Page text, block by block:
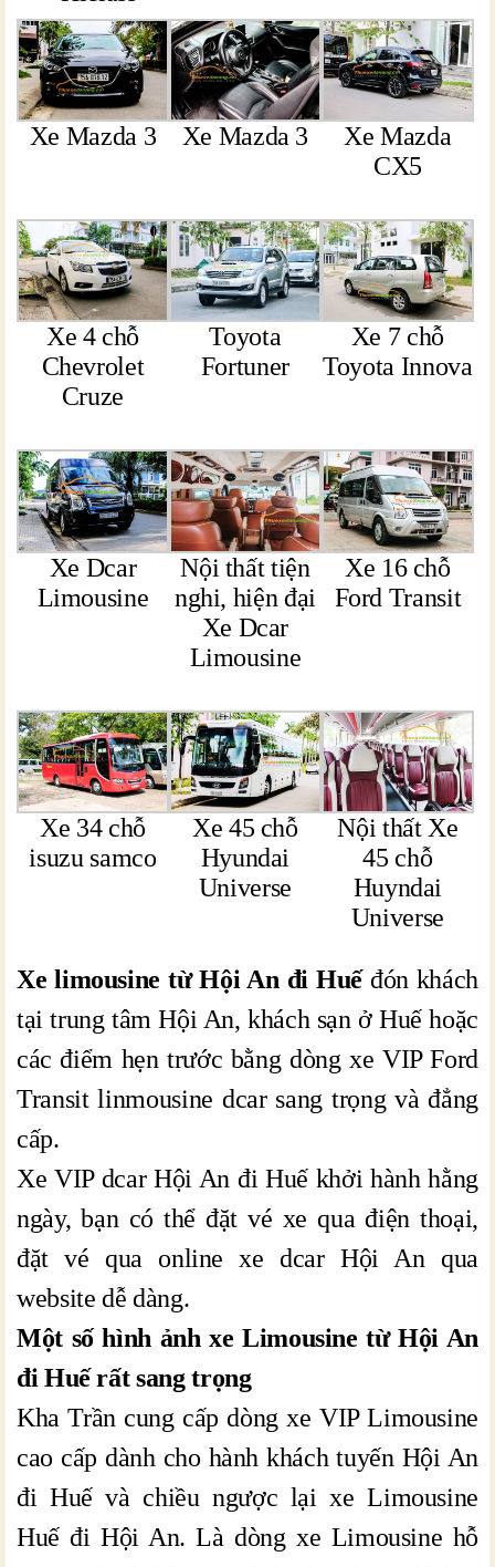
Xe Mazda 3 Xe Mazda 3
Xe Mazda
CX5
Xe 4 chỗ
Chevrolet
Cruze
Toyota
Fortuner
Xe 7 chỗ
Toyota Innova
Xe Dcar
Limousine
Nội thất tiện
nghi, hiện đại
Xe Dcar
Limousine
Xe 16 chỗ
Ford Transit
Xe 34 chỗ
isuzu samco
Xe 45 chỗ
Hyundai
Universe
Nội thất Xe
45 chỗ
Huyndai
Universe
Xe limousine từ Hội An đi Huếđón khách
tại trung tâm Hội An, khách sạn ở Huế hoặc
các điểm hẹn trước bằng dòng xe VIP Ford
Transit linmousine dcar sang trọng và đẳng
cấp.
Xe VIP dcar Hội An đi Huế khởi hành hằng
ngày, bạn có thể đặt vé xe qua điện thoại,
đặt vé qua online xe dcar Hội An qua
website dễ dàng.
Một số hình ảnh xe Limousine từ Hội An
đi Huế rất sang trọng
Kha Trần cung cấp dòng xe VIP Limousine
cao cấp dành cho hành khách tuyến Hội An
đi Huế và chiều ngược lại xe Limousine
Huế đi Hội An. Là dòng xe Limousine hỗ